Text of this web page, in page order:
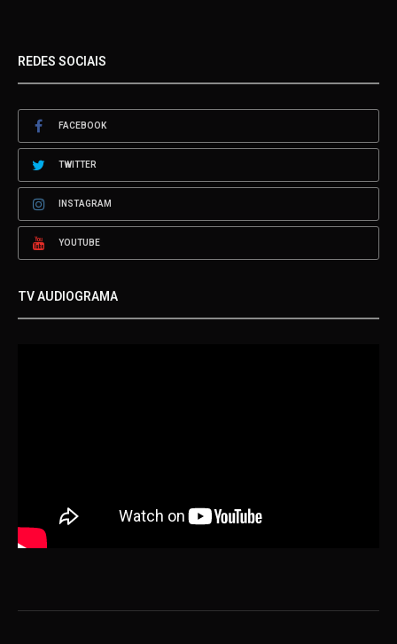
REDES SOCIAIS
FACEBOOK
TWITTER
INSTAGRAM
YOUTUBE
TV AUDIOGRAMA